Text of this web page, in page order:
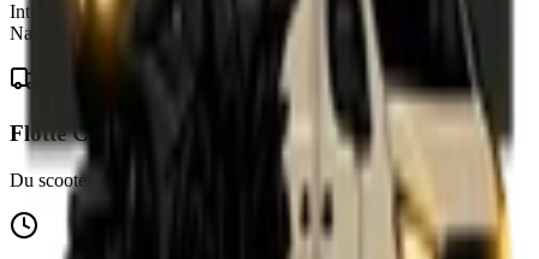
Intervention rapide dans Paris intra-muros, Banlieue et liaisons
Nationales.
Flotte Coursier
Du scooter pour l'express au 20m³ avec hayon pour le volume.